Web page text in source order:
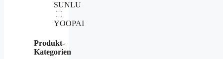
SUNLU
YOOPAI
Produkt-
Kategorien